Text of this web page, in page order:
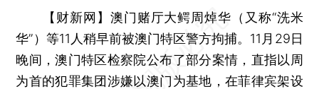
【财新网】 澳门赌厅大鳄周焯华（又称“洗米
华”）等11人稍早前被澳门特区警方拘捕。11月29日
晚间，澳门特区检察院公布了部分案情，直指以周
为首的犯罪集团涉嫌以澳门为基地，在菲律宾架设